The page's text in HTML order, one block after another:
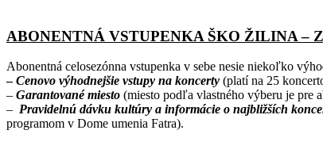
ABONENTNÁ VSTUPENKA ŠKO ŽILINA –
Abonentná celosezónna vstupenka v sebe nesie niekoľko
–Cenovo výhodnejšie vstupy na koncerty (platí na 25
– Garantované miesto (miesto podľa vlastného výberu je pre
– Pravidelnú dávku kultúry a informácie o najbližších
programom v Dome umenia Fatra).